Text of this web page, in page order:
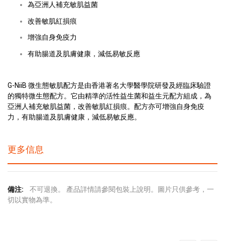
為亞洲人補充敏肌益菌
改善敏肌紅損痕
增強自身免疫力
有助腸道及肌膚健康，減低易敏反應
G-NiiB 微生態敏肌配方是由香港著名大學醫學院研發及經臨床驗證
的獨特微生態配方。它由精準的活性益生菌和益生元配方組成，為
亞洲人補充敏肌益菌，改善敏肌紅損痕。配方亦可增強自身免疫
力，有助腸道及肌膚健康，減低易敏反應。
更多信息
更
多
不可退換。 產品詳情請參閱包裝上說明。圖片只供參考，一
切以實物為準。